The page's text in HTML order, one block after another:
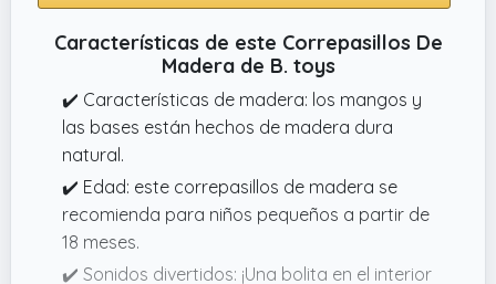
Características de este Correpasillos De
Madera de B. toys
✔️ Características de madera: los mangos y
las bases están hechos de madera dura
natural.
✔️ Edad: este correpasillos de madera se
recomienda para niños pequeños a partir de
18 meses.
✔️ Sonidos divertidos: ¡Una bolita en el interior